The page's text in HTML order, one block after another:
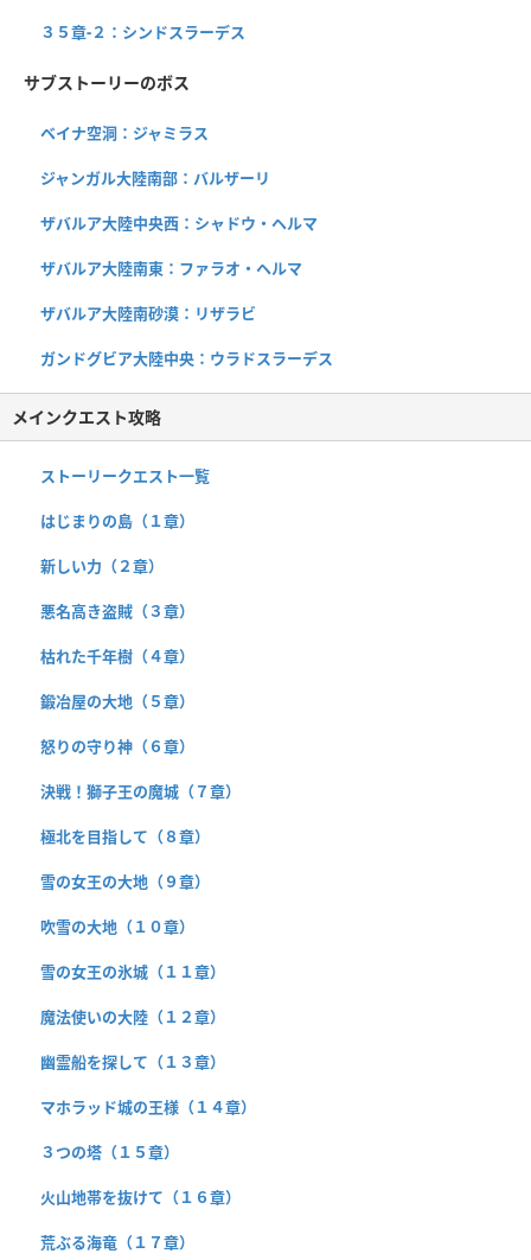
３５章-２：シンドスラーデス
サブストーリーのボス
ベイナ空洞：ジャミラス
ジャンガル大陸南部：バルザーリ
ザバルア大陸中央西：シャドウ・ヘルマ
ザバルア大陸南東：ファラオ・ヘルマ
ザバルア大陸南砂漠：リザラビ
ガンドグビア大陸中央：ウラドスラーデス
メインクエスト攻略
ストーリークエスト一覧
はじまりの島（１章）
新しい力（２章）
悪名高き盗賊（３章）
枯れた千年樹（４章）
鍛冶屋の大地（５章）
怒りの守り神（６章）
決戦！獅子王の魔城（７章）
極北を目指して（８章）
雪の女王の大地（９章）
吹雪の大地（１０章）
雪の女王の氷城（１１章）
魔法使いの大陸（１２章）
幽霊船を探して（１３章）
マホラッド城の王様（１４章）
３つの塔（１５章）
火山地帯を抜けて（１６章）
荒ぶる海竜（１７章）